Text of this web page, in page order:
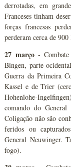
derrotadas, em
Franceses tinham
forças francesas
perderam cerca de 900
27 março- Combate
Bingen, parte
Guerra da Primeira
Kassel e de Trier
Hohenlohe-
comando do
Coligação não são
feridos ou
General Neuwinger.
fogo).